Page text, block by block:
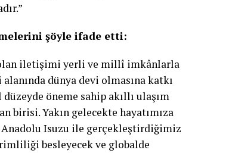
şöyle ifade etti:
olan iletişimi yerli ve millî imkânlarla
dünya devi olmasına katkı
öneme sahip akıllı ulaşım
birisi. Yakın gelecekte hayatımıza
Anadolu Isuzu ile gerçekleştirdiğimiz
besleyecek ve globalde